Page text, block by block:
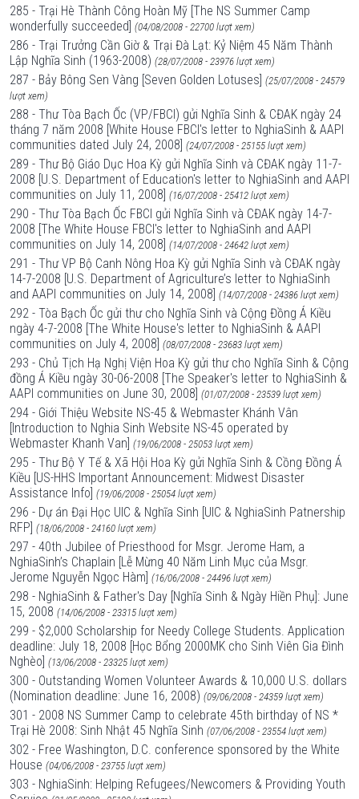
285 - Trại Hè Thành Công Hoàn Mỹ [The NS Summer Camp
wonderfully succeeded] (04/08/2008 - 22700 lượt xem)
286 - Trại Trưởng Cần Giờ & Trại Đà Lạt: Kỷ Niệm 45 Năm Thành
Lập Nghĩa Sinh (1963-2008) (28/07/2008 - 23976 lượt xem)
287 - Bảy Bông Sen Vàng [Seven Golden Lotuses] (25/07/2008 - 24579
lượt xem)
288 - Thư Tòa Bạch Ốc (VP/FBCI) gửi Nghĩa Sinh & CĐAK ngày 24
tháng 7 năm 2008 [White House FBCI's letter to NghiaSinh & AAPI
communities dated July 24, 2008] (24/07/2008 - 25155 lượt xem)
289 - Thư Bộ Giáo Dục Hoa Kỳ gửi Nghĩa Sinh và CĐAK ngày 11-7-
2008 [U.S. Department of Education's letter to NghiaSinh and AAPI
communities on July 11, 2008] (16/07/2008 - 25412 lượt xem)
290 - Thư Tòa Bạch Ốc FBCI gửi Nghĩa Sinh và CĐAK ngày 14-7-
2008 [The White House FBCI's letter to NghiaSinh and AAPI
communities on July 14, 2008] (14/07/2008 - 24642 lượt xem)
291 - Thư VP Bộ Canh Nông Hoa Kỳ gửi Nghĩa Sinh và CĐAK ngày
14-7-2008 [U.S. Department of Agriculture’s letter to NghiaSinh
and AAPI communities on July 14, 2008] (14/07/2008 - 24386 lượt xem)
292 - Tòa Bạch Ốc gửi thư cho Nghĩa Sinh và Cộng Đồng Á Kiều
ngày 4-7-2008 [The White House's letter to NghiaSinh & AAPI
communities on July 4, 2008] (08/07/2008 - 23683 lượt xem)
293 - Chủ Tịch Hạ Nghị Viện Hoa Kỳ gửi thư cho Nghĩa Sinh & Cộng
đồng Á Kiều ngày 30-06-2008 [The Speaker's letter to NghiaSinh &
AAPI communities on June 30, 2008] (01/07/2008 - 23539 lượt xem)
294 - Giới Thiệu Website NS-45 & Webmaster Khánh Vân
[Introduction to Nghia Sinh Website NS-45 operated by
Webmaster Khanh Van] (19/06/2008 - 25053 lượt xem)
295 - Thư Bộ Y Tế & Xã Hội Hoa Kỳ gửi Nghĩa Sinh & Cồng Đồng Á
Kiều [US-HHS Important Announcement: Midwest Disaster
Assistance Info] (19/06/2008 - 25054 lượt xem)
296 - Dự án Đại Học UIC & Nghĩa Sinh [UIC & NghiaSinh Patnership
RFP] (18/06/2008 - 24160 lượt xem)
297 - 40th Jubilee of Priesthood for Msgr. Jerome Ham, a
NghiaSinh’s Chaplain [Lễ Mừng 40 Năm Linh Mục của Msgr.
Jerome Nguyễn Ngọc Hàm] (16/06/2008 - 24496 lượt xem)
298 - NghiaSinh & Father's Day [Nghĩa Sinh & Ngày Hiền Phụ]: June
15, 2008 (14/06/2008 - 23315 lượt xem)
299 - $2,000 Scholarship for Needy College Students. Application
deadline: July 18, 2008 [Học Bổng 2000MK cho Sinh Viên Gia Đình
Nghèo] (13/06/2008 - 23325 lượt xem)
300 - Outstanding Women Volunteer Awards & 10,000 U.S. dollars
(Nomination deadline: June 16, 2008) (09/06/2008 - 24359 lượt xem)
301 - 2008 NS Summer Camp to celebrate 45th birthday of NS *
Trại Hè 2008: Sinh Nhật 45 Nghĩa Sinh (07/06/2008 - 23554 lượt xem)
302 - Free Washington, D.C. conference sponsored by the White
House (04/06/2008 - 23755 lượt xem)
303 - NghiaSinh: Helping Refugees/Newcomers & Providing Youth